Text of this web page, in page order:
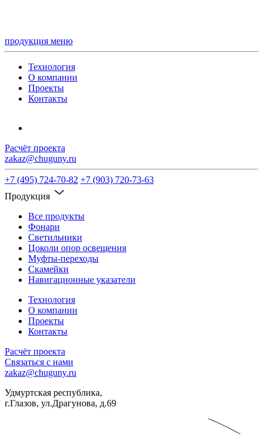
продукция меню
Технология
О компании
Проекты
Контакты
Расчёт проекта
zakaz@chuguny.ru
+7 (495) 724-70-82 +7 (903) 720-73-63
Продукция
Все продукты
Фонари
Светильники
Цоколи опор освещения
Муфты-переходы
Скамейки
Навигационные указатели
Технология
О компании
Проекты
Контакты
Расчёт проекта
Связаться с нами
zakaz@chuguny.ru
Удмуртская республика,
г.Глазов, ул.Драгунова, д.69